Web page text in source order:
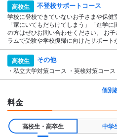
高校生 不登校サポートコース
学校に登校できていないお子さまや保健
「家にいてもだらけてしまう」「進学
の方はぜひお問い合わせください。 お
ラムで受験や学校復帰に向けたサポート
高校生 その他
・私立大学対策コース ・英検対策コース
個別
料金
高校生・高卒生 中学